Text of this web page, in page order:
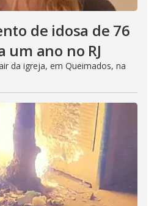
de idosa de 76
um ano no RJ
da igreja, em Queimados, na